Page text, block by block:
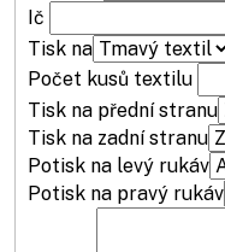
Ič
Tisk na
Počet kusů textilu
Tisk na přední stranu
Tisk na zadní stranu
Potisk na levý rukáv
Potisk na pravý rukáv